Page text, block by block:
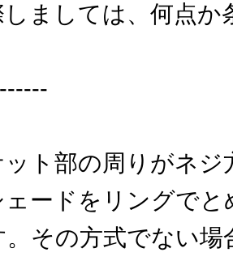
しましては、何点か
ト部の周りがネジ
ェードをリングでと
。その方式でない場